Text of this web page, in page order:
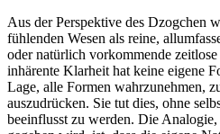
Aus der Perspektive des Dzogchen
fühlenden Wesen als reine,
oder natürlich vorkommende
inhärente Klarheit hat keine eigene
Lage, alle Formen wahrzunehmen,
auszudrücken. Sie tut dies, ohne
beeinflusst zu werden. Die